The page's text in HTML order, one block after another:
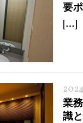
要
[...]
業
識